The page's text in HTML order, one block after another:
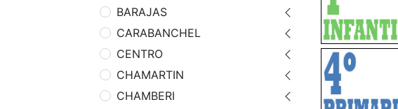
BARAJAS
CARABANCHEL
CENTRO
CHAMARTIN
CHAMBERI